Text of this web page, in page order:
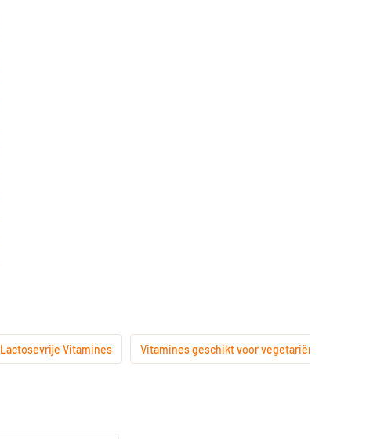
Lactosevrije Vitamines Vitamines geschikt voor vegetariërs